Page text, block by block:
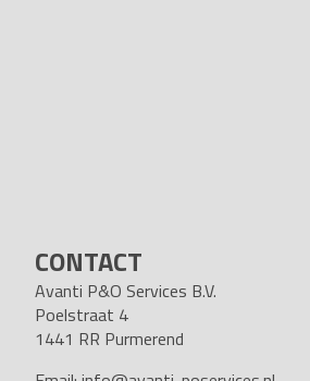
CONTACT
Avanti P&O Services B.V.
Poelstraat 4
1441 RR Purmerend